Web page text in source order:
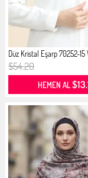
Düz Kristal Eşarp 70252-15
$54.20
HEMEN AL